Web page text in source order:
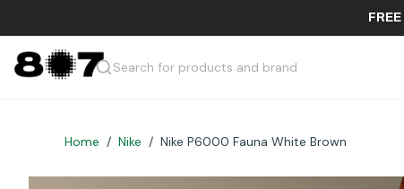
Search for products and brand
Home / Nike / Nike P6000 Fauna White Brown